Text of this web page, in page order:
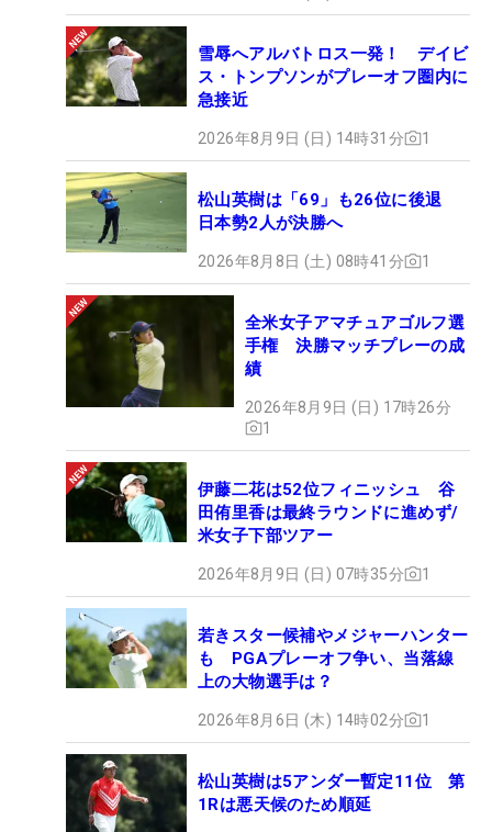
雪辱へアルバトロス一発！ デイビ
ス・トンプソンがプレーオフ圏内に
急接近
2026年8月9日 (日) 14時31分 1
松山英樹は「69」も26位に後退
日本勢2人が決勝へ
2026年8月8日 (土) 08時41分 1
全米女子アマチュアゴルフ選
手権 決勝マッチプレーの成
績
2026年8月9日 (日) 17時26分
1
伊藤二花は52位フィニッシュ 谷
田侑里香は最終ラウンドに進めず/
米女子下部ツアー
2026年8月9日 (日) 07時35分 1
若きスター候補やメジャーハンター
も PGAプレーオフ争い、当落線
上の大物選手は？
2026年8月6日 (木) 14時02分 1
松山英樹は5アンダー暫定11位 第
1Rは悪天候のため順延